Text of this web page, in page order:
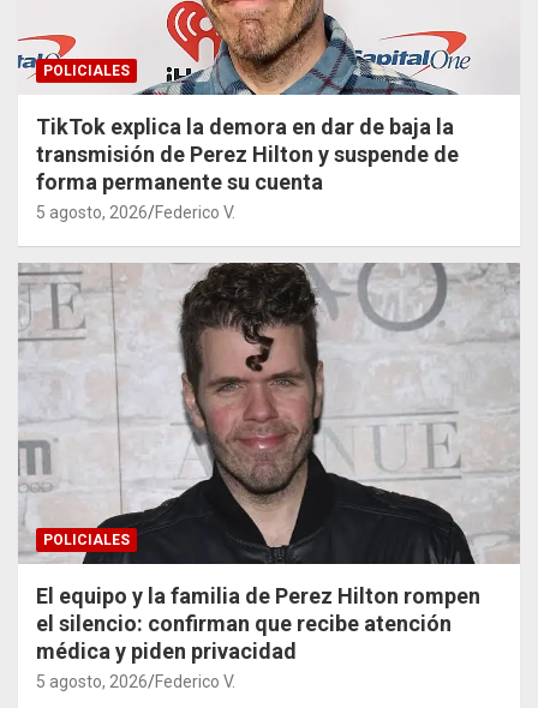
POLICIALES
TikTok explica la demora en dar de baja la
transmisión de Perez Hilton y suspende de
forma permanente su cuenta
5 agosto, 2026 Federico V.
POLICIALES
El equipo y la familia de Perez Hilton rompen
el silencio: confirman que recibe atención
médica y piden privacidad
5 agosto, 2026 Federico V.